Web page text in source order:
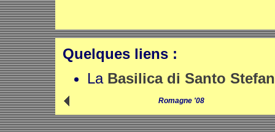
Quelques liens :
La Basilica di Santo
Romagne '08